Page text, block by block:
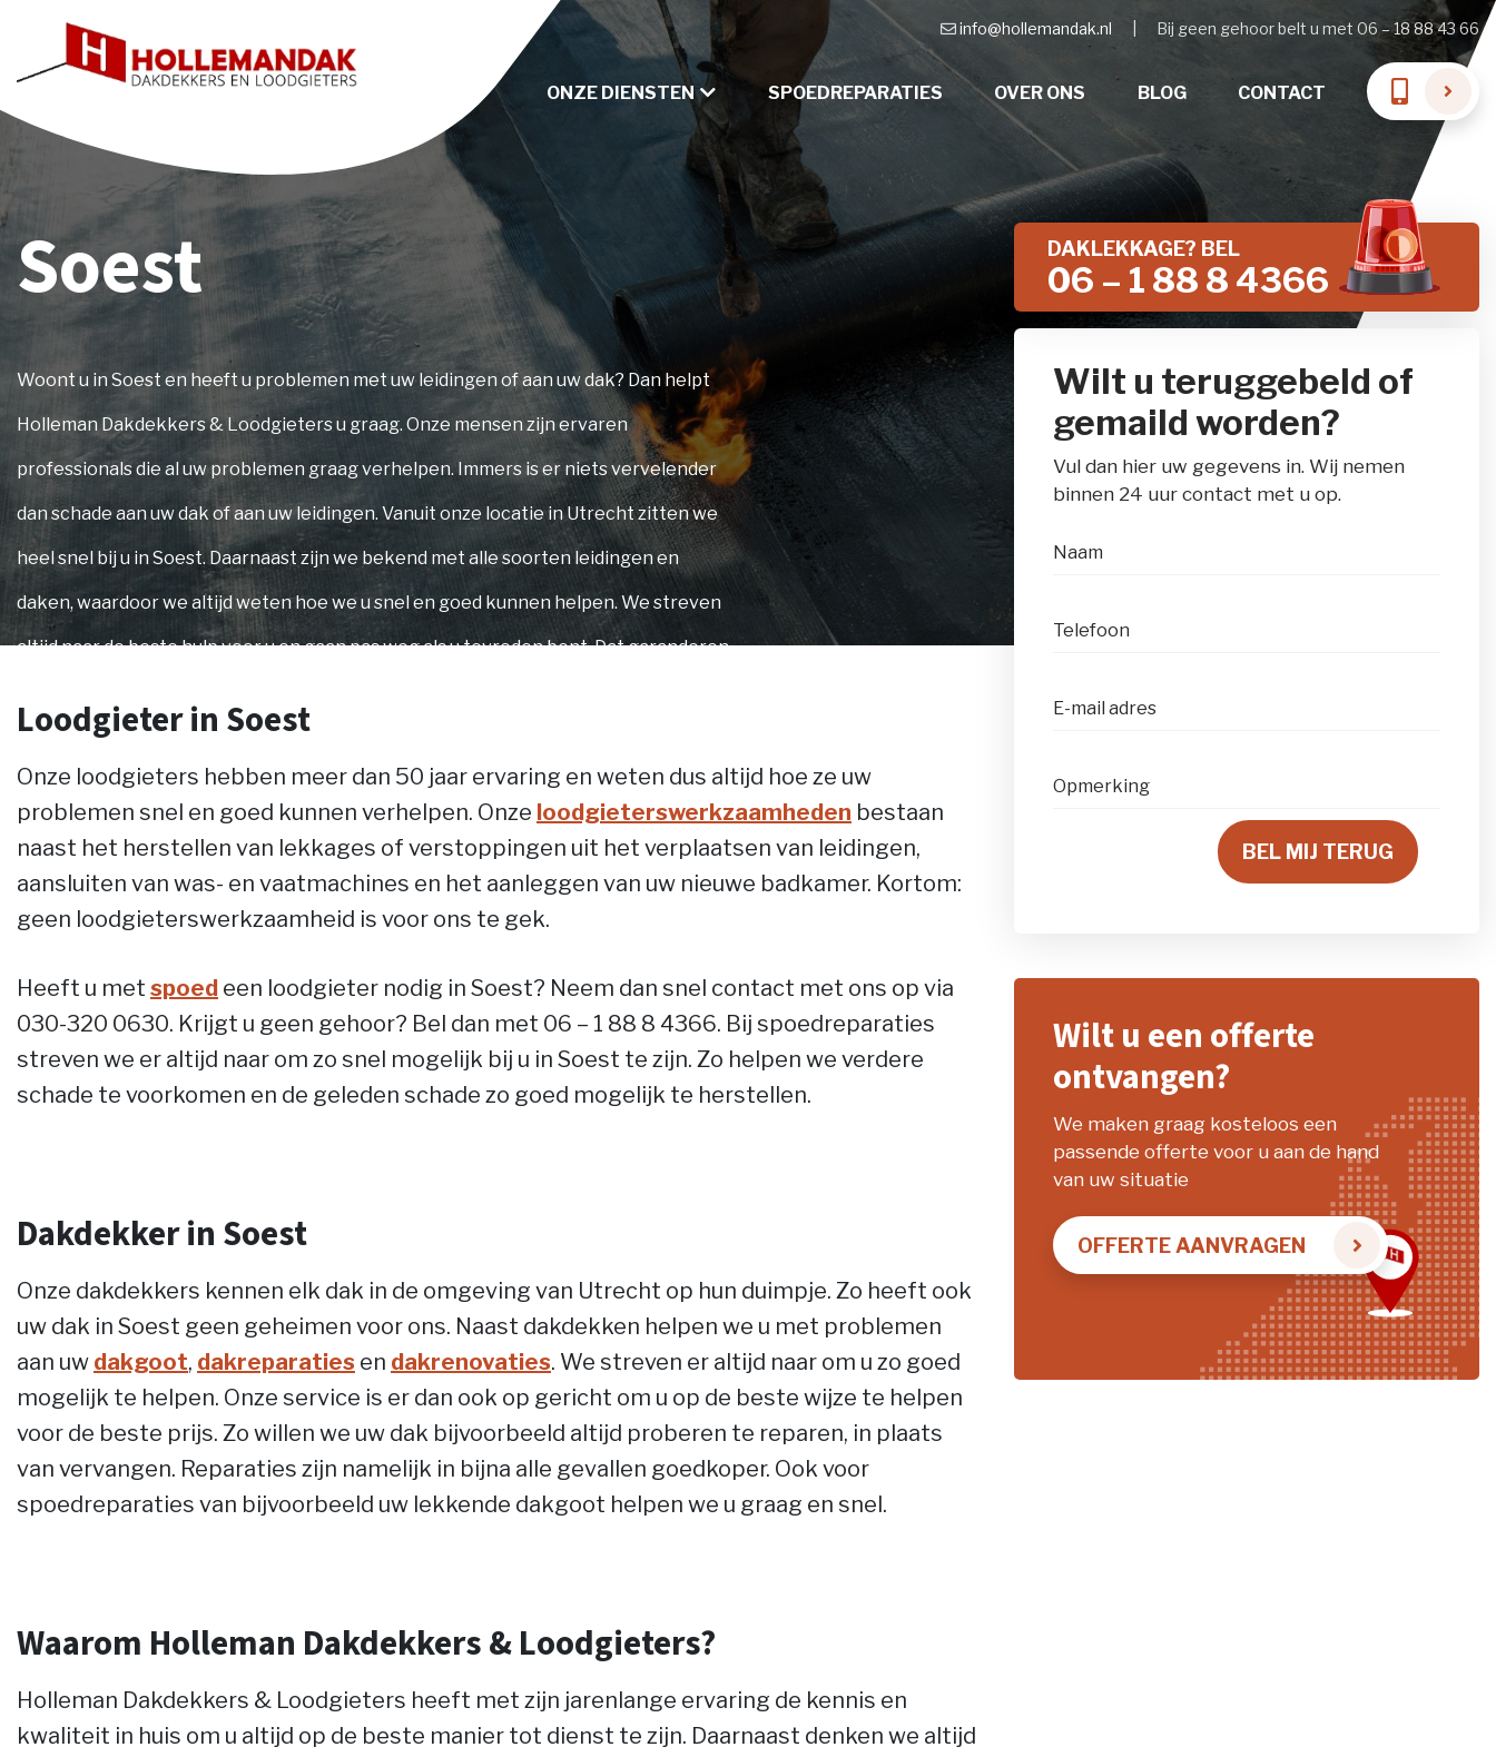
info@hollemandak.nl Bij geen gehoor belt u met 06 – 18 88 43 66
ONZE DIENSTEN SPOEDREPARATIES OVER ONS BLOG CONTACT
Soest
Woont u in Soest en heeft u problemen met uw leidingen of aan uw dak? Dan helpt
Holleman Dakdekkers & Loodgieters u graag. Onze mensen zijn ervaren
professionals die al uw problemen graag verhelpen. Immers is er niets vervelender
dan schade aan uw dak of aan uw leidingen. Vanuit onze locatie in Utrecht zitten we
heel snel bij u in Soest. Daarnaast zijn we bekend met alle soorten leidingen en
daken, waardoor we altijd weten hoe we u snel en goed kunnen helpen. We streven
altijd naar de beste hulp voor u en gaan pas weg als u tevreden bent. Dat garanderen
DAKLEKKAGE? BEL
06 – 1 88 8 4366
Wilt u teruggebeld of
gemaild worden?
Vul dan hier uw gegevens in. Wij nemen
binnen 24 uur contact met u op.
Naam
Telefoon
E-mail adres
Opmerking
BEL MIJ TERUG
Wilt u een offerte
ontvangen?
We maken graag kosteloos een
passende offerte voor u aan de hand
van uw situatie
OFFERTE AANVRAGEN
Loodgieter in Soest
Onze loodgieters hebben meer dan 50 jaar ervaring en weten dus altijd hoe ze uw
problemen snel en goed kunnen verhelpen. Onze loodgieterswerkzaamheden bestaan
naast het herstellen van lekkages of verstoppingen uit het verplaatsen van leidingen,
aansluiten van was- en vaatmachines en het aanleggen van uw nieuwe badkamer. Kortom:
geen loodgieterswerkzaamheid is voor ons te gek.
Heeft u met spoed een loodgieter nodig in Soest? Neem dan snel contact met ons op via
030-320 0630. Krijgt u geen gehoor? Bel dan met 06 – 1 88 8 4366. Bij spoedreparaties
streven we er altijd naar om zo snel mogelijk bij u in Soest te zijn. Zo helpen we verdere
schade te voorkomen en de geleden schade zo goed mogelijk te herstellen.
Dakdekker in Soest
Onze dakdekkers kennen elk dak in de omgeving van Utrecht op hun duimpje. Zo heeft ook
uw dak in Soest geen geheimen voor ons. Naast dakdekken helpen we u met problemen
aan uw dakgoot, dakreparaties en dakrenovaties. We streven er altijd naar om u zo goed
mogelijk te helpen. Onze service is er dan ook op gericht om u op de beste wijze te helpen
voor de beste prijs. Zo willen we uw dak bijvoorbeeld altijd proberen te reparen, in plaats
van vervangen. Reparaties zijn namelijk in bijna alle gevallen goedkoper. Ook voor
spoedreparaties van bijvoorbeeld uw lekkende dakgoot helpen we u graag en snel.
Waarom Holleman Dakdekkers & Loodgieters?
Holleman Dakdekkers & Loodgieters heeft met zijn jarenlange ervaring de kennis en
kwaliteit in huis om u altijd op de beste manier tot dienst te zijn. Daarnaast denken we altijd